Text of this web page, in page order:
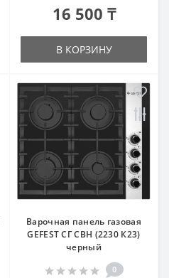
16 500 ₸
В КОРЗИНУ
Варочная панель газовая
GEFEST СГ СВН (2230 К23)
черный
0